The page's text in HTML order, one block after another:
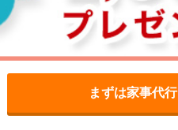
まずは家事代